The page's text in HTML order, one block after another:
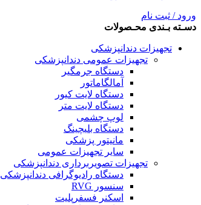
ورود / ثبت نام
دسـته بـندی محـصولات
تجهیزات دندانپزشکی
تجهیزات عمومی دندانپزشکی
دستگاه جرمگیر
آمالگاماتور
دستگاه لایت کیور
دستگاه لایت متر
لوپ چشمی
دستگاه بلیچینگ
مانیتور پزشکی
سایر تجهیزات عمومی
تجهیزات تصویربرداری دندانپزشکی
دستگاه رادیوگرافی دندانپزشکی
سنسور RVG
اسکنر فسفرپلیت